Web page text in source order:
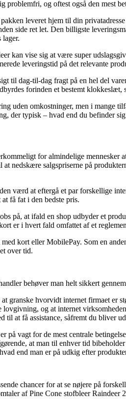
problemfri, og oftest også den mest
leveret hjem til din
side ret let. Den billigste
lager.
kan vise sig at være super
leveringstid på det relevante
til dag-til-dag fragt på en hel del
forinden et bestemt klokkeslæt,
uden omkostninger, men i mange
der typisk – hvad end du befinder
for almindelige mennesker
at nedskære salgspriserne på
værd at eftergå et par forskellige
få fat i den bedste pris.
på, at ifald en shop udbyder et
er i hvert fald omfattet af et
kort eller MobilePay. Som en
over tid.
behøver man helt sikkert
granske hvorvidt internet firmaet er
lovgivning, og at internet
til at få assistance, såfremt du bliver
på vagt for de mest centrale
at man til enhver tid
end man er på udkig efter
chancer for at se nøjere på
af Pine Cone stofbleer Raindeer